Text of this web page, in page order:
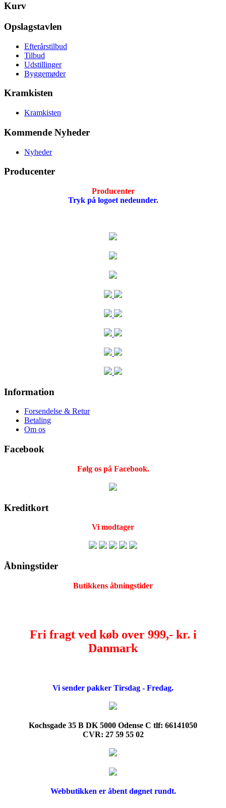
Kurv
Opslagstavlen
Efterårstilbud
Tilbud
Udstillinger
Byggemøder
Kramkisten
Kramkisten
Kommende Nyheder
Nyheder
Producenter
Producenter
Tryk på logoet nedeunder.
Information
Forsendelse & Retur
Betaling
Om os
Facebook
Følg os på Facebook.
Kreditkort
Vi modtager
Åbningstider
Butikkens åbningstider
Fri fragt ved køb over 999,- kr. i
Danmark
Vi sender pakker Tirsdag - Fredag.
Kochsgade 35 B DK 5000 Odense C tlf: 66141050
CVR: 27 59 55 02
Webbutikken er åbent døgnet rundt.